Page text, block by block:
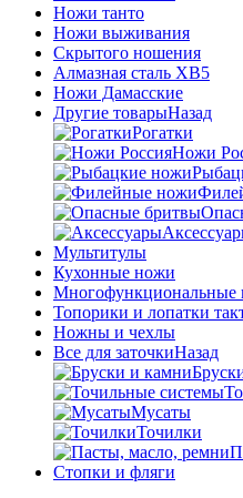
Ножи танто
Ножи выживания
Скрытого ношения
Алмазная сталь ХВ5
Ножи Дамасские
Другие товарыНазад
Рогатки
Ножи
Мультитулы
Кухонные ножи
Многофункциональные
Топорики и лопатки
Ножны и чехлы
Все для заточкиНазад
Мусаты
Точилки
Стопки и фляги